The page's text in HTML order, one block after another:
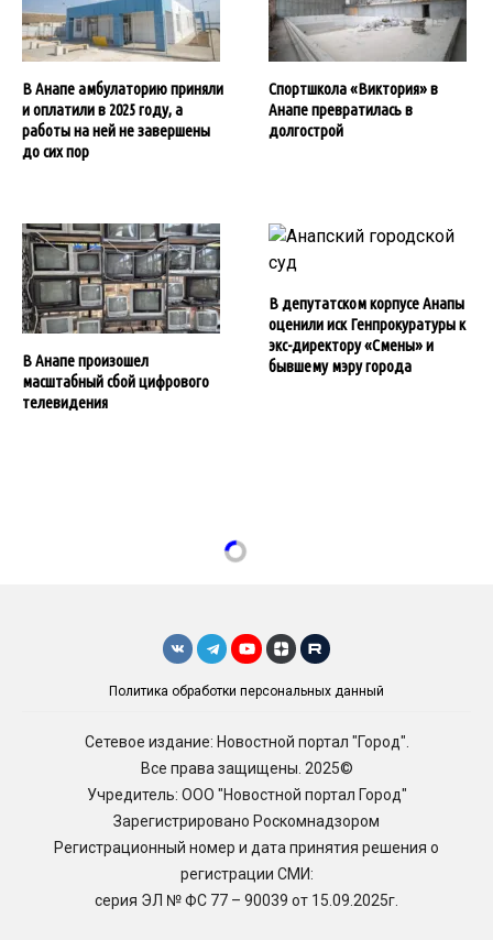
В Анапе амбулаторию приняли
и оплатили в 2025 году, а
работы на ней не завершены
до сих пор
Спортшкола «Виктория» в
Анапе превратилась в
долгострой
В Анапе произошел
масштабный сбой цифрового
телевидения
В депутатском корпусе Анапы
оценили иск Генпрокуратуры к
экс-директору «Смены» и
бывшему мэру города
Политика обработки персональных данный
Сетевое издание: Новостной портал "Город".
Все права защищены. 2025©
Учредитель: ООО "Новостной портал Город"
Зарегистрировано Роскомнадзором
Регистрационный номер и дата принятия решения о
регистрации СМИ:
серия ЭЛ № ФС 77 – 90039 от 15.09.2025г.